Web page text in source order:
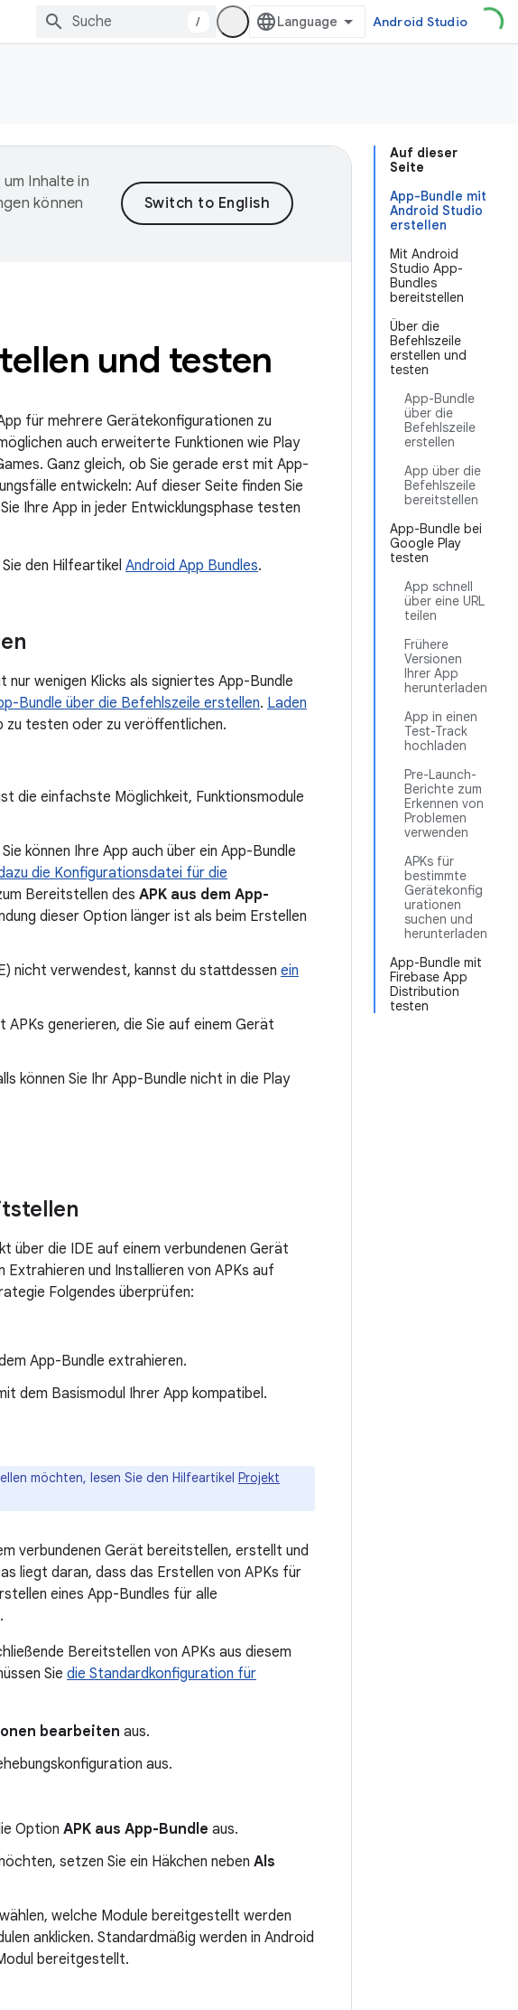
/ Android Studio
Auf dieser
Seite
App-Bundle mit
Android Studio
erstellen
Mit Android
Studio App-
Bundles
bereitstellen
Über die
Befehlszeile
erstellen und
testen
App-Bundle
über die
Befehlszeile
erstellen
App über die
Befehlszeile
bereitstellen
App-Bundle bei
Google Play
testen
App schnell
über eine URL
teilen
Frühere
Versionen
Ihrer App
herunterladen
App in einen
Test-Track
hochladen
Pre-Launch-
Berichte zum
Erkennen von
Problemen
verwenden
APKs für
bestimmte
Gerätekonfig
urationen
suchen und
herunterladen
App-Bundle mit
Firebase App
Distribution
testen
Inhalte in
können
und testen
für mehrere Gerätekonfigurationen zu
auch erweiterte Funktionen wie Play
Ganz gleich, ob Sie gerade erst mit App-
entwickeln: Auf dieser Seite finden Sie
Ihre App in jeder Entwicklungsphase testen
den Hilfeartikel Android App Bundles.
nur wenigen Klicks als signiertes App-Bundle
Bundle über die Befehlszeile erstellen. Laden
zu testen oder zu veröffentlichen.
die einfachste Möglichkeit, Funktionsmodule
Sie können Ihre App auch über ein App-Bundle
die Konfigurationsdatei für die
Bereitstellen des APK aus dem App-
dieser Option länger ist als beim Erstellen
nicht verwendest, kannst du stattdessen ein
APKs generieren, die Sie auf einem Gerät
können Sie Ihr App-Bundle nicht in die Play
über die IDE auf einem verbundenen Gerät
und Installieren von APKs auf
Folgendes überprüfen:
App-Bundle extrahieren.
dem Basismodul Ihrer App kompatibel.
möchten, lesen Sie den Hilfeartikel Projekt
verbundenen Gerät bereitstellen, erstellt und
liegt daran, dass das Erstellen von APKs für
eines App-Bundles für alle
Bereitstellen von APKs aus diesem
Sie die Standardkonfiguration für
bearbeiten aus.
aus.
Option APK aus App-Bundle aus.
setzen Sie ein Häkchen neben Als
welche Module bereitgestellt werden
anklicken. Standardmäßig werden in Android
bereitgestellt.